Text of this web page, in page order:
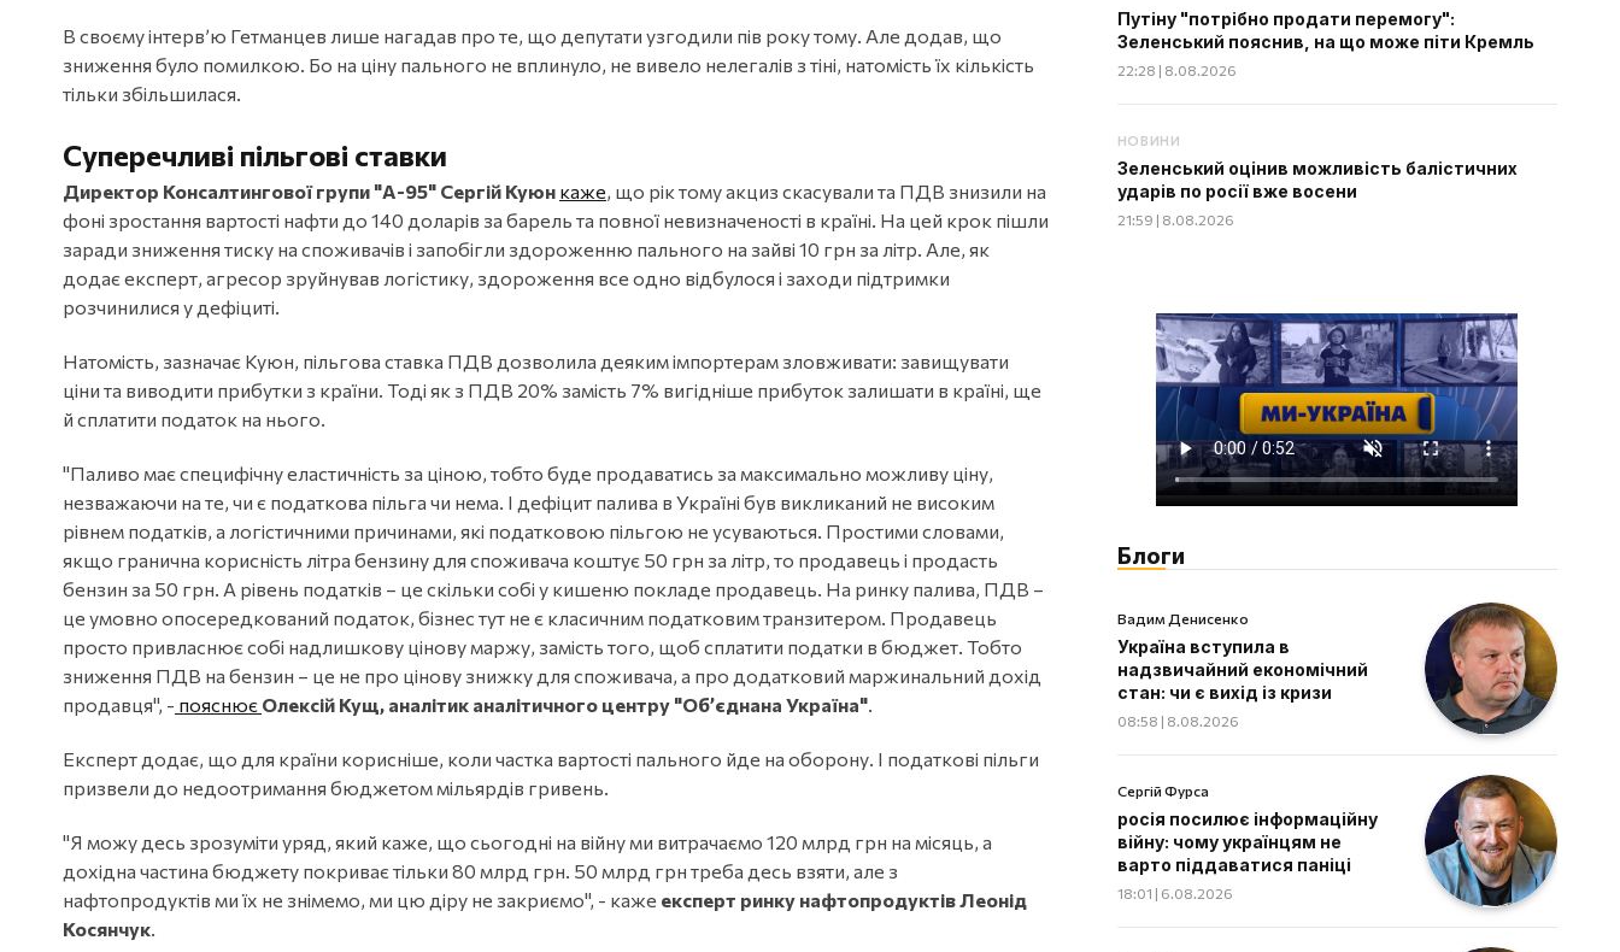
В своєму інтерв’ю Гетманцев лише нагадав про те, що депутати узгодили пів року тому. Але додав, що
зниження було помилкою. Бо на ціну пального не вплинуло, не вивело нелегалів з тіні, натомість їх кількість
тільки збільшилася.
Суперечливі пільгові ставки
Директор Консалтингової групи "А-95" Сергій Куюн каже, що рік тому акциз скасували та ПДВ знизили на
фоні зростання вартості нафти до 140 доларів за барель та повної невизначеності в країні. На цей крок пішли
заради зниження тиску на споживачів і запобігли здороженню пального на зайві 10 грн за літр. Але, як
додає експерт, агресор зруйнував логістику, здороження все одно відбулося і заходи підтримки
розчинилися у дефіциті.
Натомість, зазначає Куюн, пільгова ставка ПДВ дозволила деяким імпортерам зловживати: завищувати
ціни та виводити прибутки з країни. Тоді як з ПДВ 20% замість 7% вигідніше прибуток залишати в країні, ще
й сплатити податок на нього.
"Паливо має специфічну еластичність за ціною, тобто буде продаватись за максимально можливу ціну,
незважаючи на те, чи є податкова пільга чи нема. І дефіцит палива в Україні був викликаний не високим
рівнем податків, а логістичними причинами, які податковою пільгою не усуваються. Простими словами,
якщо гранична корисність літра бензину для споживача коштує 50 грн за літр, то продавець і продасть
бензин за 50 грн. А рівень податків – це скільки собі у кишеню покладе продавець. На ринку палива, ПДВ –
це умовно опосередкований податок, бізнес тут не є класичним податковим транзитером. Продавець
просто привласнює собі надлишкову цінову маржу, замість того, щоб сплатити податки в бюджет. Тобто
зниження ПДВ на бензин – це не про цінову знижку для споживача, а про додатковий маржинальний дохід
продавця", - пояснює Олексій Кущ, аналітик аналітичного центру "Об’єднана Україна".
Експерт додає, що для країни корисніше, коли частка вартості пального йде на оборону. І податкові пільги
призвели до недоотримання бюджетом мільярдів гривень.
"Я можу десь зрозуміти уряд, який каже, що сьогодні на війну ми витрачаємо 120 млрд грн на місяць, а
дохідна частина бюджету покриває тільки 80 млрд грн. 50 млрд грн треба десь взяти, але з
нафтопродуктів ми їх не знімемо, ми цю діру не закриємо", - каже експерт ринку нафтопродуктів Леонід
Косянчук.
Путіну "потрібно продати перемогу":
Зеленський пояснив, на що може піти Кремль
22:28 | 8.08.2026
НОВИНИ
Зеленський оцінив можливість балістичних
ударів по росії вже восени
21:59 | 8.08.2026
Блоги
Вадим Денисенко
Україна вступила в
надзвичайний економічний
стан: чи є вихід із кризи
08:58 | 8.08.2026
Сергій Фурса
росія посилює інформаційну
війну: чому українцям не
варто піддаватися паніці
18:01 | 6.08.2026